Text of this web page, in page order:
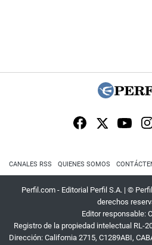
CANALES RSS QUIENES SOMOS
Perfil.com - Editorial Perfil S.A. | ©
derechos
Editor responsable:
Registro de la propiedad intelectual RL-
Dirección: California 2715, C1289ABI,